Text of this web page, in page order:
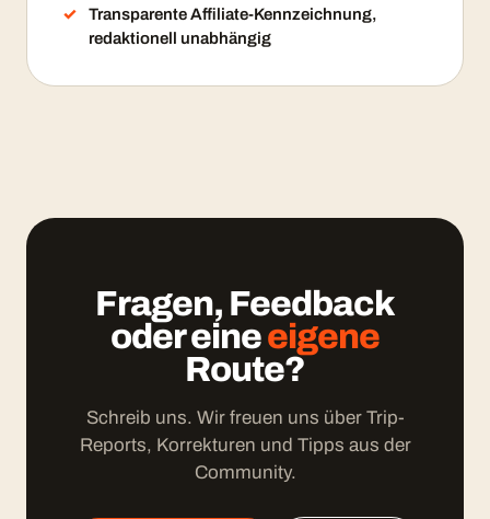
Transparente Affiliate-Kennzeichnung,
redaktionell unabhängig
Fragen, Feedback
oder eineeigene
Route?
Schreib uns. Wir freuen uns über Trip-
Reports, Korrekturen und Tipps aus der
Community.